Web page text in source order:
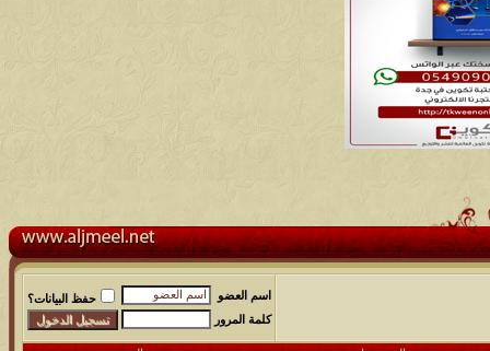
اسم العضو
حفظ البيانات؟
كلمة المرور